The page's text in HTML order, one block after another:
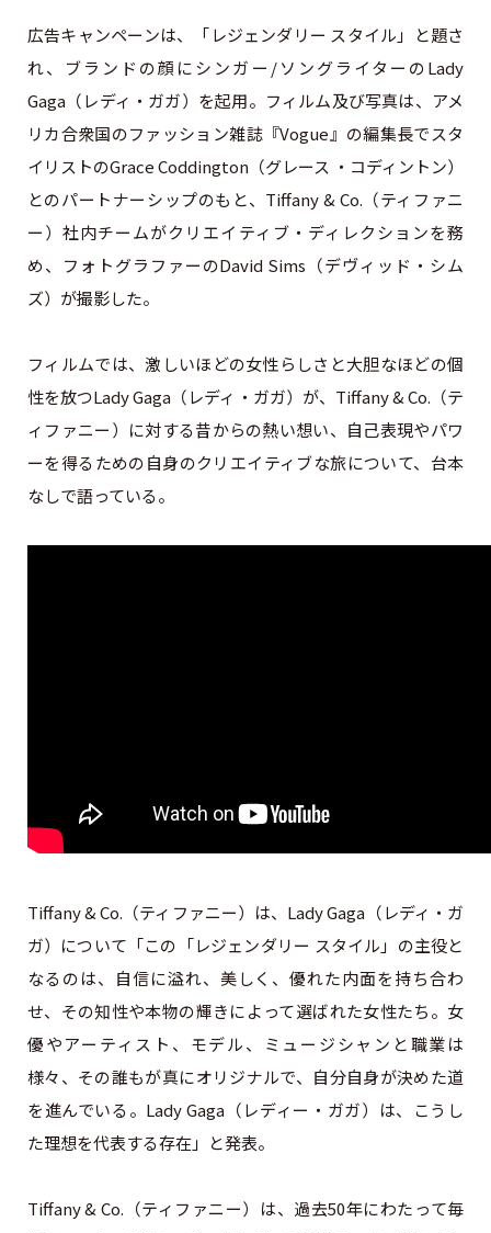
広告キャンペーンは、「レジェンダリー スタイル」と題さ
れ、ブランドの顔にシンガー/ソングライターのLady
Gaga（レディ・ガガ）を起用。フィルム及び写真は、アメ
リカ合衆国のファッション雑誌『Vogue』の編集長でスタ
イリストのGrace Coddington（グレース ・コディントン）
とのパートナーシップのもと、Tiffany & Co.（ティファニ
ー）社内チームがクリエイティブ・ディレクションを務
め、フォトグラファーのDavid Sims（デヴィッド・シム
ズ）が撮影した。
フィルムでは、激しいほどの女性らしさと大胆なほどの個
性を放つLady Gaga（レディ・ガガ）が、Tiffany & Co.（テ
ィファニー）に対する昔からの熱い想い、自己表現やパワ
ーを得るための自身のクリエイティブな旅について、台本
なしで語っている。
Tiffany & Co.（ティファニー）は、Lady Gaga（レディ・ガ
ガ）について「この「レジェンダリー スタイル」の主役と
なるのは、自信に溢れ、美しく、優れた内面を持ち合わ
せ、その知性や本物の輝きによって選ばれた女性たち。女
優やアーティスト、モデル、ミュージシャンと職業は
様々、その誰もが真にオリジナルで、自分自身が決めた道
を進んでいる。Lady Gaga（レディー・ガガ）は、こうし
た理想を代表する存在」と発表。
Tiffany & Co.（ティファニー）は、過去50年にわたって毎